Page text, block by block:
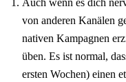
Auch wenn es dich
von anderen Kanälen
nativen Kampagnen
üben. Es ist normal,
ersten Wochen) einen